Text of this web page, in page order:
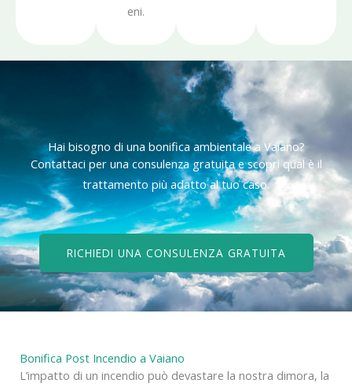
eni.
Hai bisogno di una bonifica ambientale a Vaiano?
Contattaci per una consulenza gratuita e scopri qual è il
trattamento più adatto al tuo caso.
RICHIEDI UNA CONSULENZA GRATUITA
Bonifica Post Incendio a Vaiano
L’impatto di un incendio può devastare la nostra dimora, la